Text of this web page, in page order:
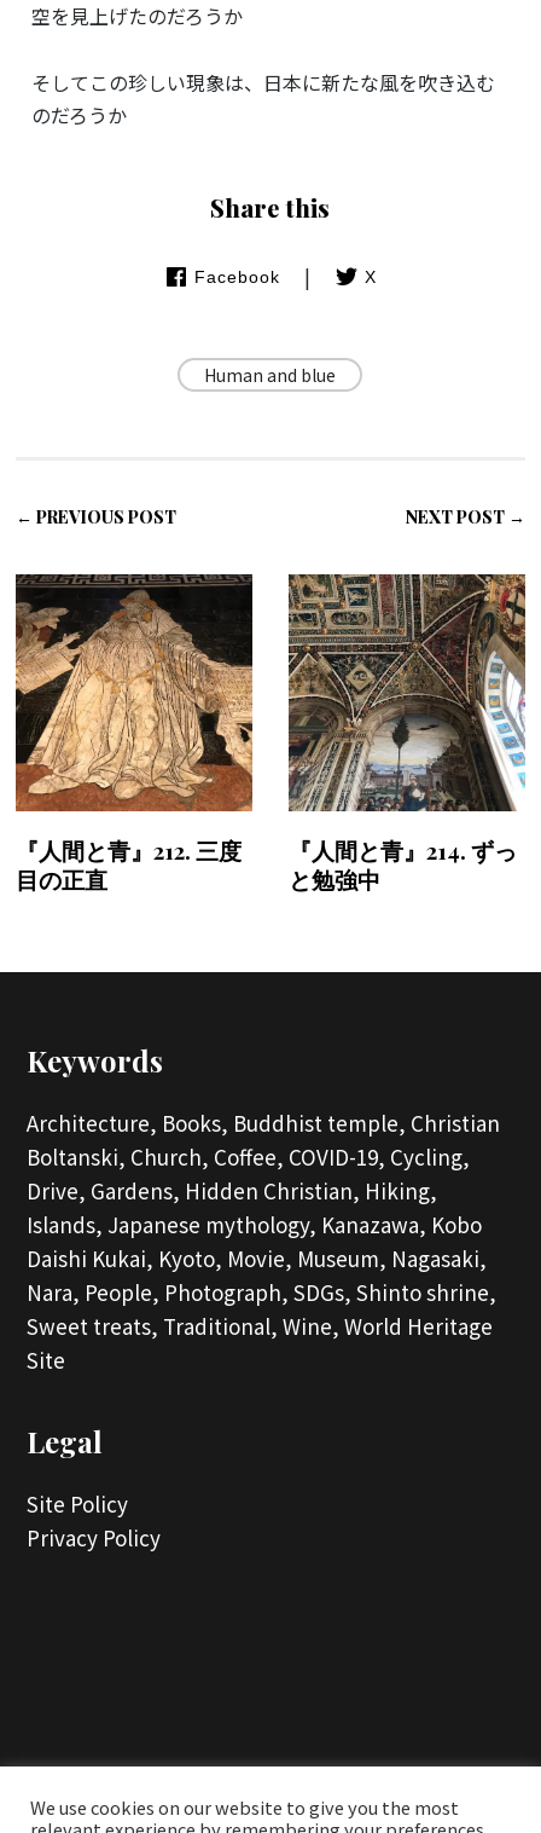
空を見上げたのだろうか
そしてこの珍しい現象は、日本に新たな風を吹き込む
のだろうか
Share this
Facebook | X
Human and blue
← PREVIOUS POST
『人間と青』212. 三度
目の正直
NEXT POST →
『人間と青』214. ずっ
と勉強中
Keywords
Architecture, Books, Buddhist temple, Christian
Boltanski, Church, Coffee, COVID-19, Cycling,
Drive, Gardens, Hidden Christian, Hiking,
Islands, Japanese mythology, Kanazawa, Kobo
Daishi Kukai, Kyoto, Movie, Museum, Nagasaki,
Nara, People, Photograph, SDGs, Shinto shrine,
Sweet treats, Traditional, Wine, World Heritage
Site
Legal
Site Policy
Privacy Policy
...
We use cookies on our website to give you the most